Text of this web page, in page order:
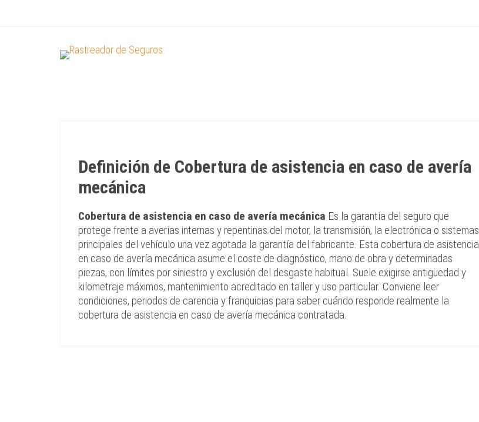
Definición de Cobertura de asistencia en caso de avería
mecánica
Cobertura de asistencia en caso de avería mecánica Es la garantía del seguro que
protege frente a averías internas y repentinas del motor, la transmisión, la electrónica o sistemas
principales del vehículo una vez agotada la garantía del fabricante. Esta cobertura de asistencia
en caso de avería mecánica asume el coste de diagnóstico, mano de obra y determinadas
piezas, con límites por siniestro y exclusión del desgaste habitual. Suele exigirse antigüedad y
kilometraje máximos, mantenimiento acreditado en taller y uso particular. Conviene leer
condiciones, periodos de carencia y franquicias para saber cuándo responde realmente la
cobertura de asistencia en caso de avería mecánica contratada.